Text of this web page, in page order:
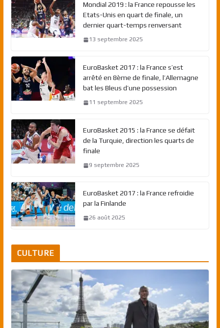
Mondial 2019 : la France repousse les
Etats-Unis en quart de finale, un
dernier quart-temps renversant
13 septembre 2025
EuroBasket 2017 : la France s’est
arrêté en 8ème de finale, l’Allemagne
bat les Bleus d’une possession
11 septembre 2025
EuroBasket 2015 : la France se défait
de la Turquie, direction les quarts de
finale
9 septembre 2025
EuroBasket 2017 : la France refroidie
par la Finlande
26 août 2025
CULTURE